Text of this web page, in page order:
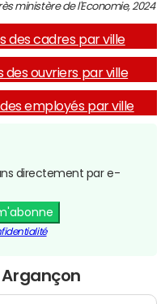
ministère de l'Economie, 2024
des cadres par ville
des ouvriers par ville
employés par ville
directement par e-
Argançon